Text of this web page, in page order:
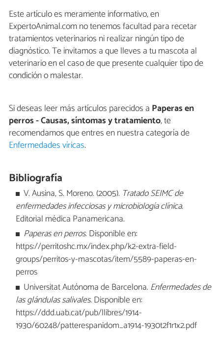
Este artículo es meramente informativo, en
ExpertoAnimal.com no tenemos facultad para recetar
tratamientos veterinarios ni realizar ningún tipo de
diagnóstico. Te invitamos a que lleves a tu mascota al
veterinario en el caso de que presente cualquier tipo de
condición o malestar.
Si deseas leer más artículos parecidos a Paperas en
perros - Causas, síntomas y tratamiento, te
recomendamos que entres en nuestra categoría de
Enfermedades víricas.
Bibliografía
V. Ausina, S. Moreno. (2005). Tratado SEIMC de
enfermedades infecciosas y microbiología clínica.
Editorial médica Panamericana.
Paperas en perros.Disponible en:
https://perritoshc.mx/index.php/k2-extra-field-
groups/perritos-y-mascotas/item/5589-paperas-en-
perros
Universitat Autónoma de Barcelona. Enfermedades de
las glándulas salivales.Disponible en:
https://ddd.uab.cat/pub/llibres/1914-
1930/60248/patterespanidom_a1914-1930t2f1r1x2.pdf